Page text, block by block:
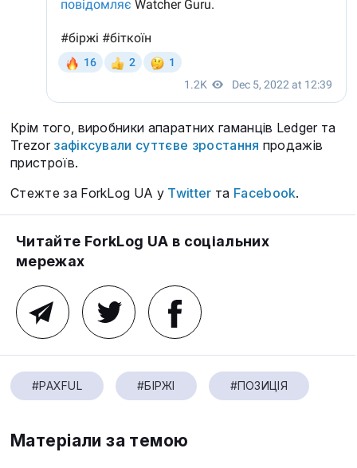
Крім того, виробники апаратних гаманців Ledger та
Trezor зафіксували суттєве зростання продажів
пристроїв.
Стежте за ForkLog UA у Twitter та Facebook.
Читайте ForkLog UA в соціальних
мережах
#PAXFUL #БІРЖІ #ПОЗИЦІЯ
Матеріали за темою